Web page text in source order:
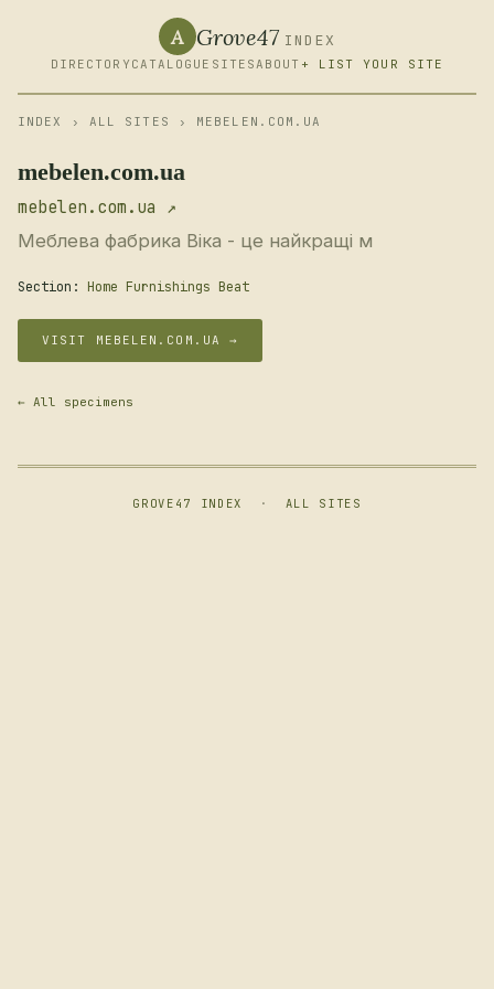
A Grove47 INDEX
DIRECTORY CATALOGUE SITESABOUT + LIST YOUR SITE
INDEX › ALL SITES › MEBELEN.COM.UA
mebelen.com.ua
mebelen.com.ua ↗
Меблева фабрика Віка - це найкращі м
Section: Home Furnishings Beat
VISIT MEBELEN.COM.UA →
← All specimens
GROVE47 INDEX · ALL SITES